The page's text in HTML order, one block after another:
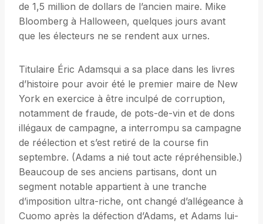
de 1,5 million de dollars de l’ancien maire. Mike
Bloomberg à Halloween, quelques jours avant
que les électeurs ne se rendent aux urnes.
Titulaire Éric Adamsqui a sa place dans les livres
d’histoire pour avoir été le premier maire de New
York en exercice à être inculpé de corruption,
notamment de fraude, de pots-de-vin et de dons
illégaux de campagne, a interrompu sa campagne
de réélection et s’est retiré de la course fin
septembre. (Adams a nié tout acte répréhensible.)
Beaucoup de ses anciens partisans, dont un
segment notable appartient à une tranche
d’imposition ultra-riche, ont changé d’allégeance à
Cuomo après la défection d’Adams, et Adams lui-